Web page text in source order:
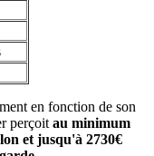
en fonction de son
perçoit au minimum
et jusqu'à 2730€